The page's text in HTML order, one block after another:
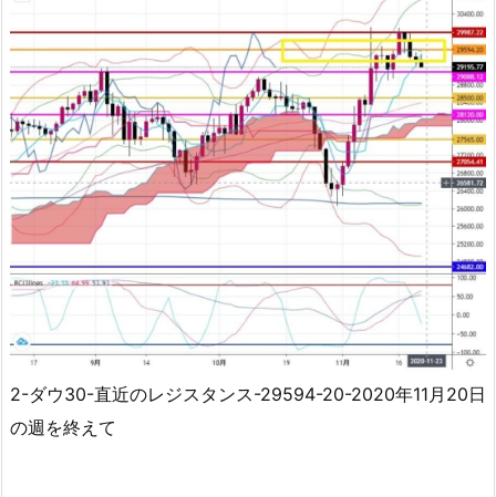
2-ダウ30-直近のレジスタンス-29594-20-2020年11月20日
の週を終えて